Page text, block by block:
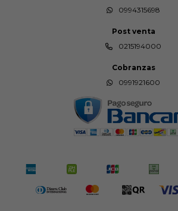
0994315698
Post venta
0215194000
Cobranzas
0991921600